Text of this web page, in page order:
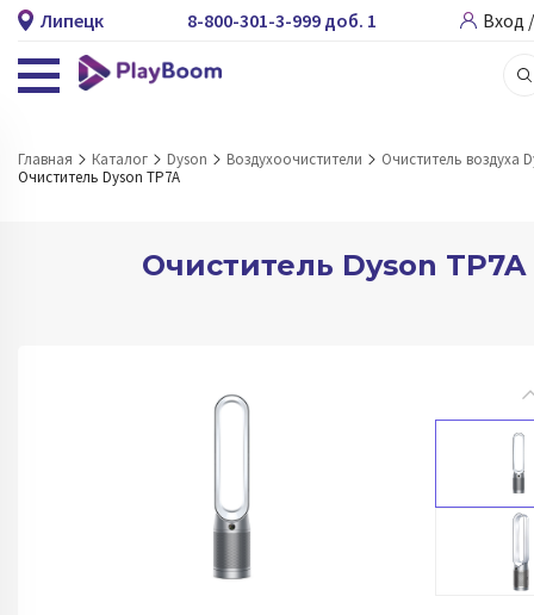
Липецк 8-800-301-3-999 доб. 1 Вход
Главная Каталог Dyson Воздухоочистители
Очиститель воздуха
Очиститель Dyson TP7A
Очиститель Dyson TP7A